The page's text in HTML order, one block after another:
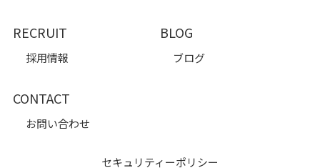
RECRUIT
採用情報
BLOG
ブログ
CONTACT
お問い合わせ
セキュリティーポリシー